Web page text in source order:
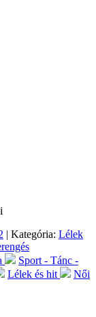
| Kategória: Lélek
Sport - Tánc -
Lélek és hit
Női